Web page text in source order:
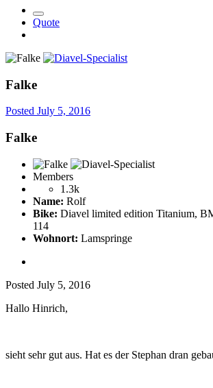
Quote
Falke
Posted July 5, 2016
Falke
Members
1.3k
Name: Rolf
Bike: Diavel limited edition Titanium,
114
Wohnort: Lamspringe
Posted July 5, 2016
Hallo Hinrich,
sieht sehr gut aus. Hat es der Stephan dran